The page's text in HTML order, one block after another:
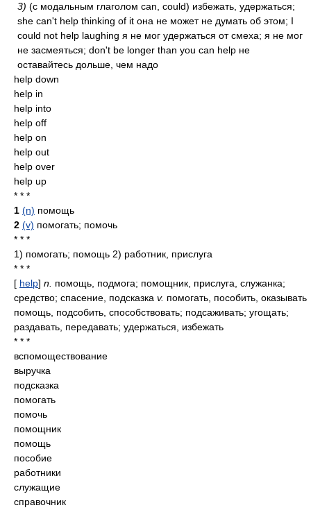
3) (с модальным глаголом can, could) избежать, удержаться;
she can't help thinking of it она не может не думать об этом; I
could not help laughing я не мог удержаться от смеха; я не мог
не засмеяться; don't be longer than you can help не
оставайтесь дольше, чем надо
help down
help in
help into
help off
help on
help out
help over
help up
* * *
1 (n) помощь
2 (v) помогать; помочь
* * *
1) помогать; помощь 2) работник, прислуга
* * *
[ help] n. помощь, подмога; помощник, прислуга, служанка;
средство; спасение, подсказка v. помогать, пособить, оказывать
помощь, подсобить, способствовать; подсаживать; угощать;
раздавать, передавать; удержаться, избежать
* * *
вспомоществование
выручка
подсказка
помогать
помочь
помощник
помощь
пособие
работники
служащие
справочник